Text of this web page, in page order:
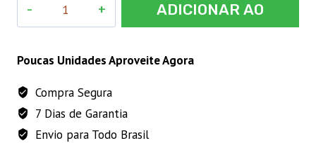
Ml
Bravet
quantidade
ADICIONAR AO
Poucas Unidades Aproveite Agora
Compra Segura
7 Dias de Garantia
Envio para Todo Brasil